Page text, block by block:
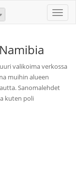
Toggle
Namibia
valikoima verkossa
muihin alueen
Sanomalehdet
kuten poli